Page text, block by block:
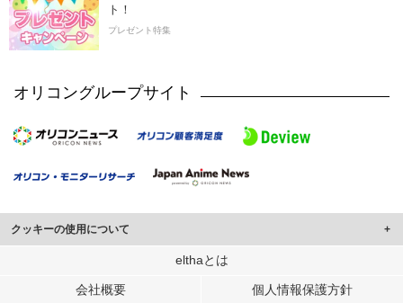
ト！
プレゼント特集
オリコングループサイト
クッキーの使用について
このサイトでは Cookie を使用して、ユーザーに合わせたコンテンツや広告の
行っています。
elthaとは
会社概要 個人情報保護方針